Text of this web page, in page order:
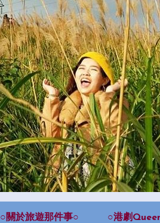
○關於旅遊那件事○ ○港劇